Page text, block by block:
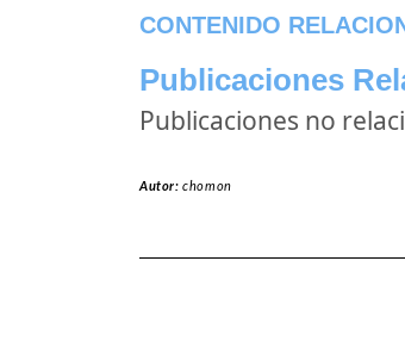
CONTENIDO
Publicaciones
Publicaciones no
Autor:chomon